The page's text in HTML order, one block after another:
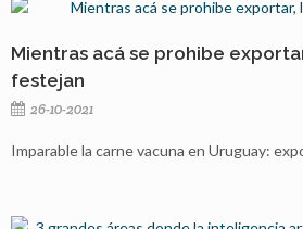
Mientras acá se prohibe
festejan
26-10-2021
Imparable la carne vacuna en Uruguay: